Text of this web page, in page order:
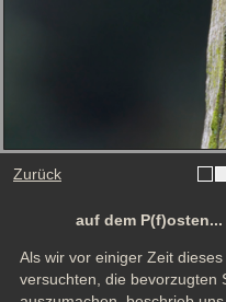
Zurück
auf dem
Als wir vor einiger Zeit
versuchten, die bevorzugten